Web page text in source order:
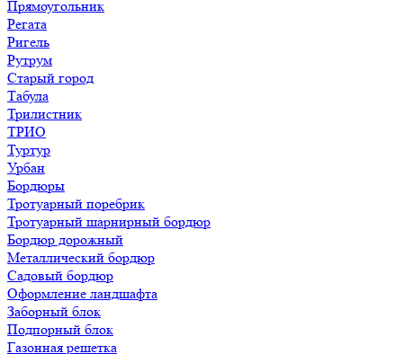
Прямоугольник
Регата
Ригель
Рутрум
Старый город
Табула
Трилистник
ТРИО
Туртур
Урбан
Бордюры
Тротуарный поребрик
Тротуарный шарнирный бордюр
Бордюр дорожный
Металлический бордюр
Садовый бордюр
Оформление ландшафта
Заборный блок
Подпорный блок
Газонная решетка